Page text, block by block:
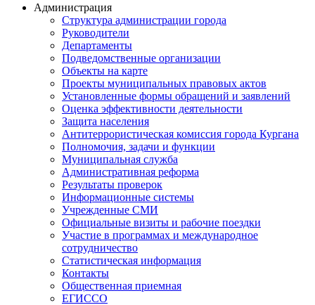
Администрация
Структура администрации города
Руководители
Департаменты
Подведомственные организации
Объекты на карте
Проекты муниципальных правовых актов
Установленные формы обращений и заявлений
Оценка эффективности деятельности
Защита населения
Антитеррористическая комиссия города Кургана
Полномочия, задачи и функции
Муниципальная служба
Административная реформа
Результаты проверок
Информационные системы
Учрежденные СМИ
Официальные визиты и рабочие поездки
Участие в программах и международное
сотрудничество
Статистическая информация
Контакты
Общественная приемная
ЕГИССО